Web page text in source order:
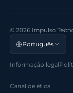
© 2026 Impulso
Português
Informação legal
Canal de ética